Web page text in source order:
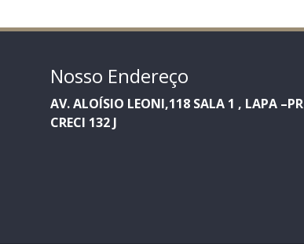
Nosso Endereço
AV. ALOÍSIO LEONI,118 SALA 1 , LAPA –PR
CRECI 132 J